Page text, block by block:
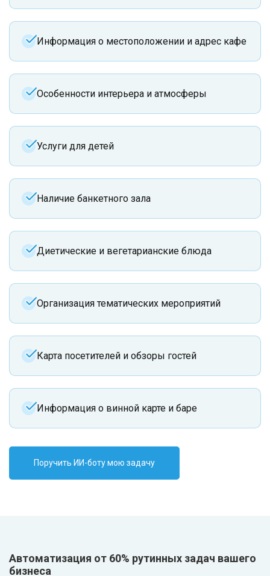
Информация о местоположении и адрес кафе
Особенности интерьера и атмосферы
Услуги для детей
Наличие банкетного зала
Диетические и вегетарианские блюда
Организация тематических мероприятий
Карта посетителей и обзоры гостей
Информация о винной карте и баре
Поручить ИИ-боту мою задачу
Автоматизация от 60% рутинных задач вашего
бизнеса